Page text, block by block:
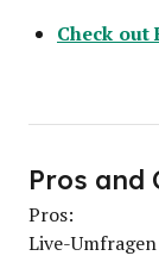
Check out
Pros and
Pros:
Live-